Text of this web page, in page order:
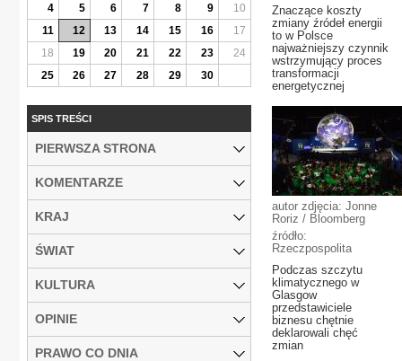
Znaczące koszty
zmiany źródeł energii
to w Polsce
najważniejszy czynnik
wstrzymujący proces
transformacji
energetycznej
autor zdjęcia: Jonne
Roriz / Bloomberg
źródło:
Rzeczpospolita
Podczas szczytu
klimatycznego w
Glasgow
przedstawiciele
biznesu chętnie
deklarowali chęć
zmian
4
5 6 7 8 9
10
11
12 13 14 15 16
17
18
19 20 21 22 23
24
25
26 27 28 29 30
SPIS TREŚCI
PIERWSZA STRONA
KOMENTARZE
KRAJ
ŚWIAT
KULTURA
OPINIE
PRAWO CO DNIA